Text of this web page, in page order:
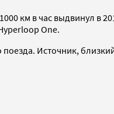
км в час выдвинул в
One.
Источник,